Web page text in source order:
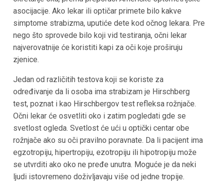
asocijacije. Ako lekar ili optičar primete bilo kakve
simptome strabizma, uputiće dete kod očnog lekara. Pre
nego što sprovede bilo koji vid testiranja, očni lekar
najverovatnije će koristiti kapi za oči koje proširuju
zjenice.
Jedan od različitih testova koji se koriste za
određivanje da li osoba ima strabizam je Hirschberg
test, poznat i kao Hirschbergov test refleksa rožnjače.
Očni lekar će osvetliti oko i zatim pogledati gde se
svetlost ogleda. Svetlost će ući u optički centar obe
rožnjače ako su oči pravilno poravnate. Da li pacijent ima
egzotropiju, hipertropiju, ezotropiju ili hipotropiju može
se utvrditi ako oko ne pređe unutra. Moguće je da neki
ljudi istovremeno doživljavaju više od jedne tropije.